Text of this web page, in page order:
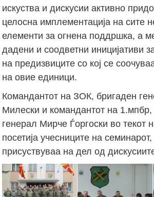
искуства и дискусии активно
целосна имплементација на сите
елементи за огнена поддршка, а
дадени и соодветни иницијативи
на предизвиците со кој се
на овие единици.
Командантот на ЗОК, бригаден
Милески и командантот на 1.мпбр,
генерал Мирче Ѓоргоски во текот
посетија учесниците на
присуствуваа на дел од